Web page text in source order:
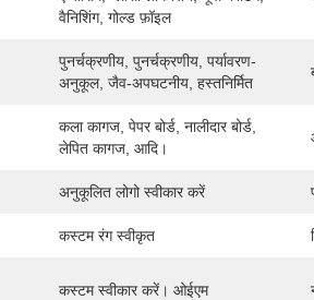
वैनिशिंग, गोल्ड फ़ॉइल
पुनर्चक्रणीय, पुनर्चक्रणीय, पर्यावरण-
अनुकूल, जैव-अपघटनीय, हस्तनिर्मित
कला कागज, पेपर बोर्ड, नालीदार बोर्ड,
लेपित कागज, आदि।
अनुकूलित लोगो स्वीकार करें
कस्टम रंग स्वीकृत
कस्टम स्वीकार करें। ओईएम